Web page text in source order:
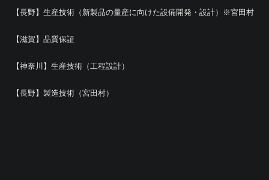
【長野】生産技術（新製品の量産に向けた設備開発・設計）※宮田村
【滋賀】品質保証
【神奈川】生産技術（工程設計）
【長野】製造技術（宮田村）